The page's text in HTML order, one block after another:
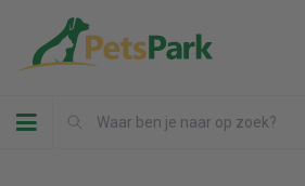
Toggle navigation